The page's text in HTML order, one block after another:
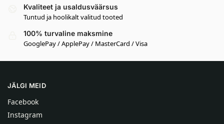
Kvaliteet ja usaldusväärsus
Tuntud ja hoolikalt valitud tooted
100% turvaline maksmine
GooglePay / ApplePay / MasterCard / Visa
JÄLGI MEID
Facebook
Instagram